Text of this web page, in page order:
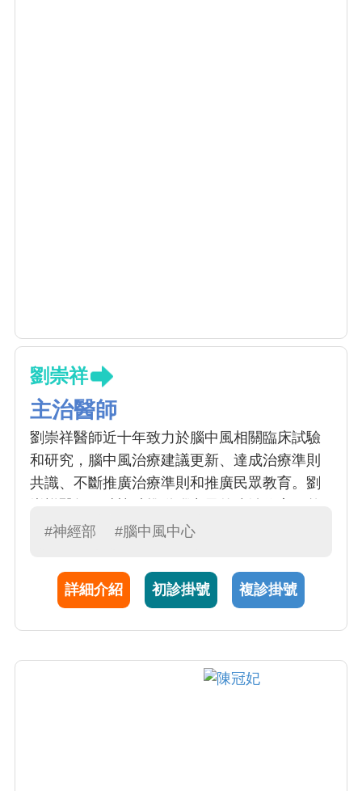
劉崇祥
主治醫師
劉崇祥醫師近十年致力於腦中風相關臨床試驗
和研究，腦中風治療建議更新、達成治療準則
共識、不斷推廣治療準則和推廣民眾教育。劉
合、協助相關學會，社會各界、各層級對中風
資料、提出改進方向和發表研究心得。劉醫師
臨床專長在Stroke (腦中風)和 Vascular
#神經部 #腦中風中心
詳細介紹 初診掛號 複診掛號